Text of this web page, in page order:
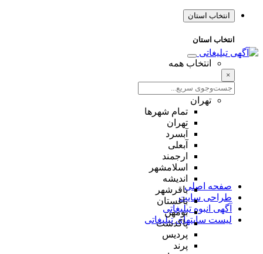
انتخاب استان
انتخاب استان
انتخاب همه
×
تهران
تمام شهر‌ها
تهران
آبسرد
آبعلی
ارجمند
اسلامشهر
اندیشه
باقرشهر
باغستان
بومهن
پاکدشت
پردیس
پرند
صفحه اصلی
طراحی سایت
آگهی انبوه تبلیغاتی
لیست سایتهای تبلیغاتی